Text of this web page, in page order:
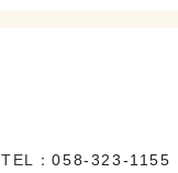
TEL：058-323-1155